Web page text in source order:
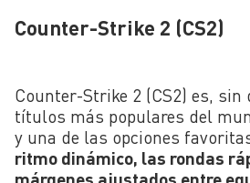
Counter-Strike 2 (CS2)
Counter-Strike 2 (CS2) es, sin
títulos más populares del
y una de las opciones
ritmo dinámico, las rondas
márgenes ajustados entre